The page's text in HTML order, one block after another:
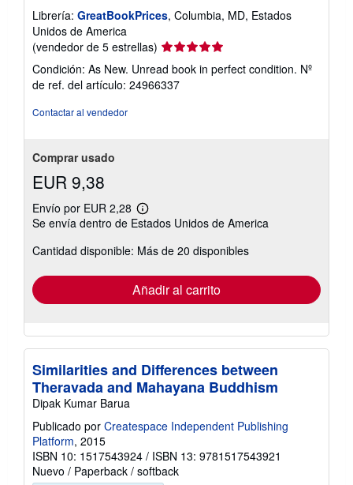
d
í
Librería: GreatBookPrices, Columbia, MD, Estados
Unidos de America
(vendedor de 5 estrellas) Calificación
del
vendedor:
5
Condición: As New. Unread book in perfect condition. Nº
de ref. del artículo: 24966337
Contactar al vendedor
Comprar usado
EUR 9,38
Envío por EUR 2,28
Más
información
las
envío
Se envía dentro de Estados Unidos de America
Cantidad disponible: Más de 20 disponibles
Añadir al carrito
Similarities and Differences between
Theravada and Mahayana Buddhism
Dipak Kumar Barua
Publicado por Createspace Independent Publishing
Platform, 2015
ISBN 10: 1517543924 / ISBN 13: 9781517543921
Nuevo / Paperback / softback